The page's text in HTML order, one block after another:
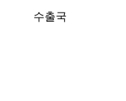
수출국